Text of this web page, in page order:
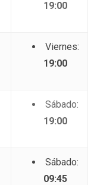
19:00
Viernes:
19:00
Sábado:
19:00
Sábado:
09:45